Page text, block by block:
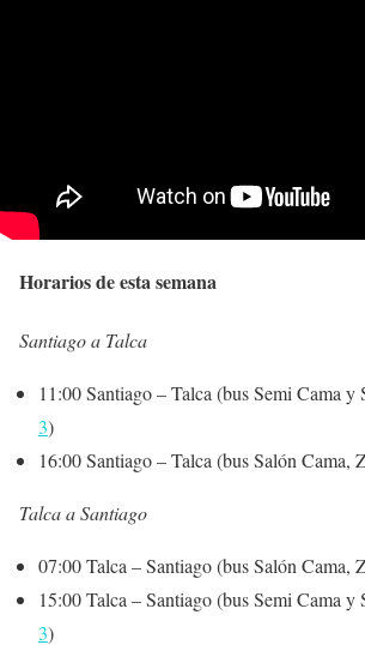
Horarios de esta semana
Santiago a Talca
11:00 Santiago – Talca (bus Semi Cama y
3)
16:00 Santiago – Talca (bus Salón Cama,
Talca a Santiago
07:00 Talca – Santiago (bus Salón Cama,
15:00 Talca – Santiago (bus Semi Cama y
3)